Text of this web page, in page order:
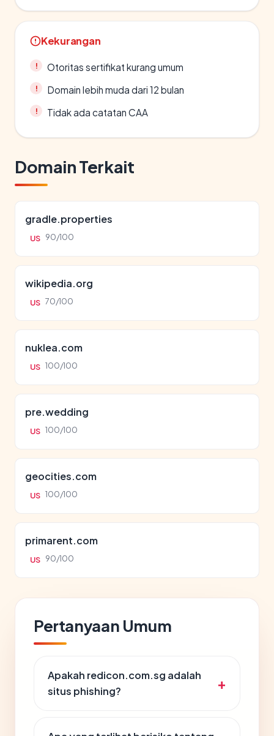
Kekurangan
Otoritas sertifikat kurang umum
Domain lebih muda dari 12 bulan
Tidak ada catatan CAA
Domain Terkait
gradle.properties
US 90/100
wikipedia.org
US 70/100
nuklea.com
US 100/100
pre.wedding
US 100/100
geocities.com
US 100/100
primarent.com
US 90/100
Pertanyaan Umum
Apakah redicon.com.sg adalah
situs phishing?